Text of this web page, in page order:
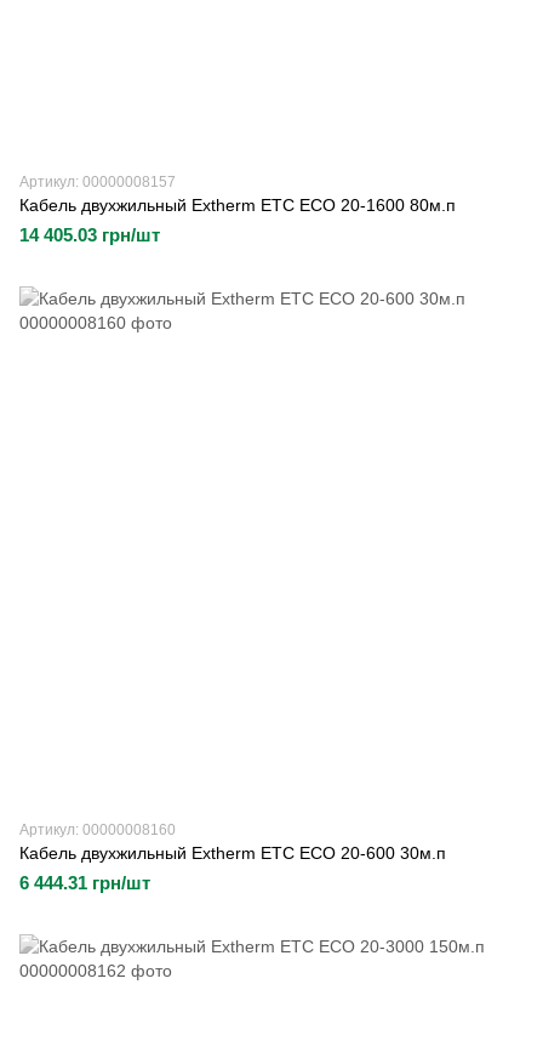
Артикул: 00000008157
Кабель двухжильный Extherm ETC ECO 20-1600 80м.п
14 405.03 грн/шт
Артикул: 00000008160
Кабель двухжильный Extherm ETC ECO 20-600 30м.п
6 444.31 грн/шт